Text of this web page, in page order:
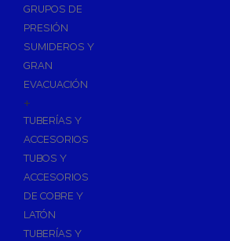
GRUPOS DE
PRESIÓN
SUMIDEROS Y
GRAN
EVACUACIÓN
+
TUBERÍAS Y
ACCESORIOS
TUBOS Y
ACCESORIOS
DE COBRE Y
LATÓN
TUBERÍAS Y